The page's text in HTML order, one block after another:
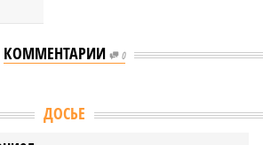
КОММЕНТАРИИ 0
станциях от уже сданного
ЖК «Станция Л» продолжают ждать от
реальной достройки